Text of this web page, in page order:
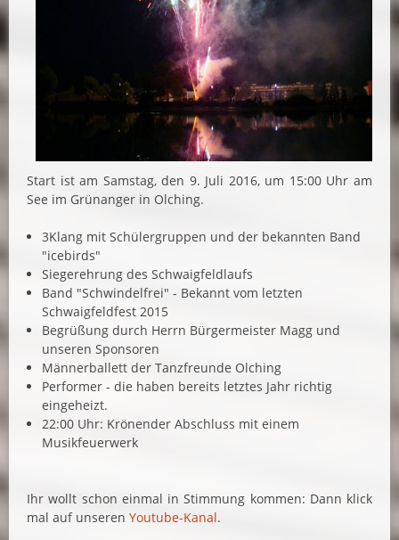
Start ist am Samstag, den 9. Juli 2016, um 15:00 Uhr am
See im Grünanger in Olching.
3Klang mit Schülergruppen und der bekannten Band
"icebirds"
Siegerehrung des Schwaigfeldlaufs
Band "Schwindelfrei" - Bekannt vom letzten
Schwaigfeldfest 2015
Begrüßung durch Herrn Bürgermeister Magg und
unseren Sponsoren
Männerballett der Tanzfreunde Olching
Performer - die haben bereits letztes Jahr richtig
eingeheizt.
22:00 Uhr: Krönender Abschluss mit einem
Musikfeuerwerk
Ihr wollt schon einmal in Stimmung kommen: Dann klick
mal auf unseren Youtube-Kanal.